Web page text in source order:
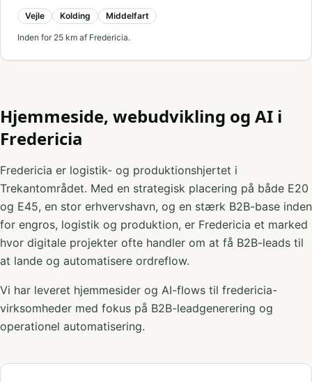
Vejle Kolding Middelfart
Inden for 25 km af Fredericia.
Hjemmeside, webudvikling og AI i
Fredericia
Fredericia er logistik- og produktionshjertet i
Trekantområdet. Med en strategisk placering på både E20
og E45, en stor erhvervshavn, og en stærk B2B-base inden
for engros, logistik og produktion, er Fredericia et marked
hvor digitale projekter ofte handler om at få B2B-leads til
at lande og automatisere ordreflow.
Vi har leveret hjemmesider og AI-flows til fredericia-
virksomheder med fokus på B2B-leadgenerering og
operationel automatisering.